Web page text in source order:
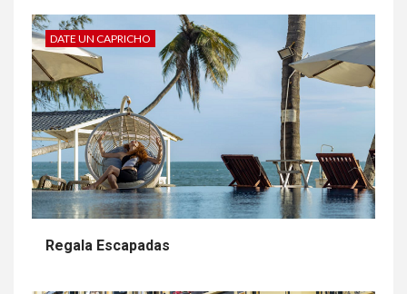
DATE UN CAPRICHO
Regala Escapadas